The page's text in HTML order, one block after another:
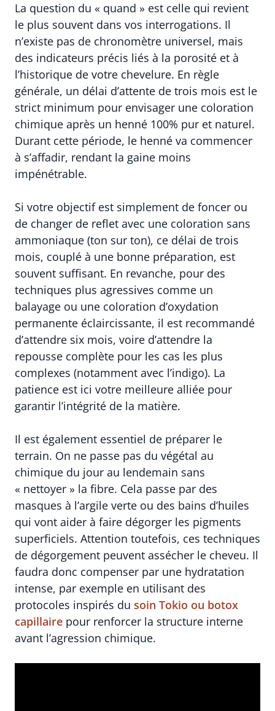
La question du « quand » est celle qui revient
le plus souvent dans vos interrogations. Il
n’existe pas de chronomètre universel, mais
des indicateurs précis liés à la porosité et à
l’historique de votre chevelure. En règle
générale, un délai d’attente de trois mois est le
strict minimum pour envisager une coloration
chimique après un henné 100% pur et naturel.
Durant cette période, le henné va commencer
à s’affadir, rendant la gaine moins
impénétrable.
Si votre objectif est simplement de foncer ou
de changer de reflet avec une coloration sans
ammoniaque (ton sur ton), ce délai de trois
mois, couplé à une bonne préparation, est
souvent suffisant. En revanche, pour des
techniques plus agressives comme un
balayage ou une coloration d’oxydation
permanente éclaircissante, il est recommandé
d’attendre six mois, voire d’attendre la
repousse complète pour les cas les plus
complexes (notamment avec l’indigo). La
patience est ici votre meilleure alliée pour
garantir l’intégrité de la matière.
Il est également essentiel de préparer le
terrain. On ne passe pas du végétal au
chimique du jour au lendemain sans
« nettoyer » la fibre. Cela passe par des
masques à l’argile verte ou des bains d’huiles
qui vont aider à faire dégorger les pigments
superficiels. Attention toutefois, ces techniques
de dégorgement peuvent assécher le cheveu. Il
faudra donc compenser par une hydratation
intense, par exemple en utilisant des
protocoles inspirés du soin Tokio ou botox
capillaire pour renforcer la structure interne
avant l’agression chimique.